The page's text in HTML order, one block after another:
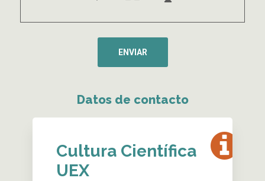
Datos de contacto
Cultura Científica
UEX